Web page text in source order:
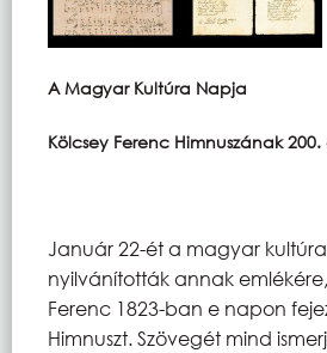
A Magyar Kultúra Napja
Kölcsey Ferenc Himnuszának
Január 22-ét a magyar
nyilvánították annak
Ferenc 1823-ban e napon
Himnuszt. Szövegét mind